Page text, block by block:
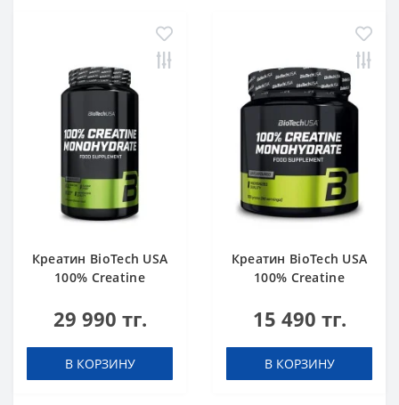
Креатин BioTech USA
100% Creatine
29 990 тг.
В КОРЗИНУ
Креатин BioTech USA
100% Creatine
15 490 тг.
В КОРЗИНУ